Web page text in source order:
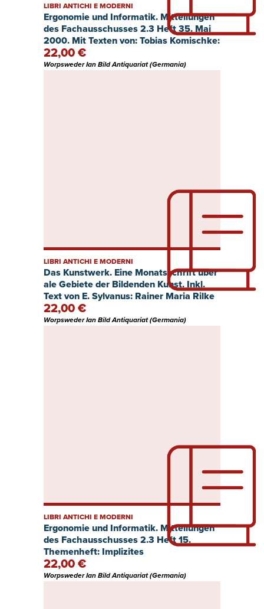
Ergonomie und Informatik. Mitteilungen
des Fachausschusses 2.3 Heft 35. Mai
2000. Mit Texten von: Tobias Komischke:
Die Entwicklung der industriellen
Prozessführung seit den siebziger
LIBRI ANTICHI E MODERNI
22,00 €
Worpsweder Ian Bild Antiquariat (Germania)
Das Kunstwerk. Eine Monatsschrift über
ale Gebiete der Bildenden Kunst. Inkl.
Text von E. Sylvanus: Rainer Maria Rilke
und die Worpsweder. S. 65-68.
LIBRI ANTICHI E MODERNI
22,00 €
Worpsweder Ian Bild Antiquariat (Germania)
Ergonomie und Informatik. Mitteilungen
des Fachausschusses 2.3 Heft 15.
Themenheft: Implizites
Erfahrungswissen. Software-und
Arbeitsgestaltung und
LIBRI ANTICHI E MODERNI
22,00 €
Worpsweder Ian Bild Antiquariat (Germania)